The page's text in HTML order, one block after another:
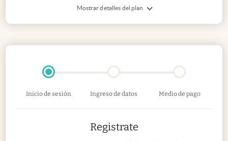
Mostrar detalles del plan
Inicio de sesión Ingreso de datos Medio de pago
Registrate